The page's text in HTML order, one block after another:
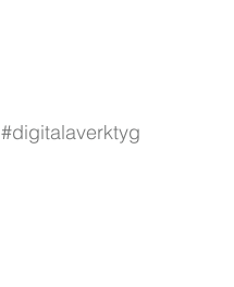
#digitalaverktyg